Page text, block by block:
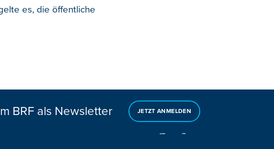
es, die öffentliche
BRF als Newsletter JETZT ANMELDEN